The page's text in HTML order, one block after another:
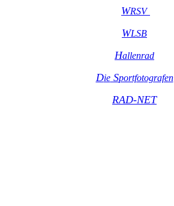
WRSV
WLSB
Hallenrad
DieSportfotografen
RAD-NET